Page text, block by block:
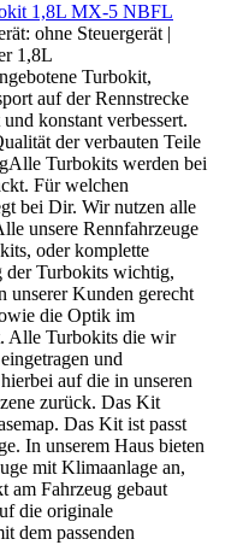
1,8L MX-5 NBFL
ohne Steuergerät |
1,8L
Turbokit,
auf der Rennstrecke
konstant verbessert.
der verbauten Teile
Turbokits werden bei
Für welchen
bei Dir. Wir nutzen alle
unsere Rennfahrzeuge
oder komplette
Turbokits wichtig,
unserer Kunden gerecht
die Optik im
Alle Turbokits die wir
und
auf die in unseren
zurück. Das Kit
Das Kit ist passt
In unserem Haus bieten
mit Klimaanlage an,
am Fahrzeug gebaut
die originale
dem passenden